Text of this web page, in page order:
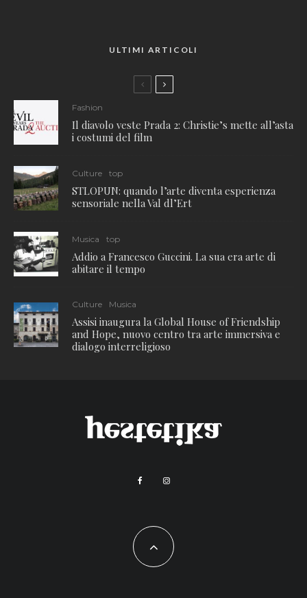
ULTIMI ARTICOLI
Fashion
Il diavolo veste Prada 2: Christie’s mette all’asta
i costumi del film
Culture top
STLOPUN: quando l’arte diventa esperienza
sensoriale nella Val dl’Ert
Musica top
Addio a Francesco Guccini. La sua era arte di
abitare il tempo
Culture Musica
Assisi inaugura la Global House of Friendship
and Hope, nuovo centro tra arte immersiva e
dialogo interreligioso